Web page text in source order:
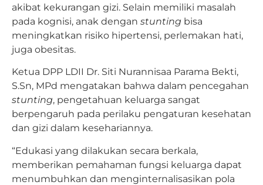
akibat kekurangan gizi. Selain memiliki masalah
pada kognisi, anak dengan stunting bisa
meningkatkan risiko hipertensi, perlemakan hati,
juga obesitas.
Ketua DPP LDII Dr. Siti Nurannisaa Parama Bekti,
S.Sn, MPd mengatakan bahwa dalam pencegahan
stunting, pengetahuan keluarga sangat
berpengaruh pada perilaku pengaturan kesehatan
dan gizi dalam kesehariannya.
“Edukasi yang dilakukan secara berkala,
memberikan pemahaman fungsi keluarga dapat
menumbuhkan dan menginternalisasikan pola